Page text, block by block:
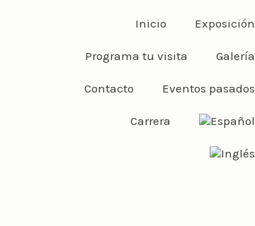
Inicio Exposición
Programa tu visita Galería
Contacto Eventos pasados
Carrera